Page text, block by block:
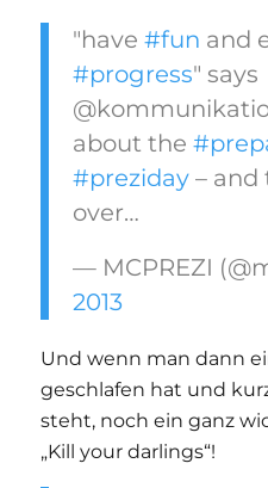
"have #fun and
#progress" says
about the
#preziday– and
over…
— MCPREZI
2013
Und wenn man dann
geschlafen hat und
steht, noch ein ganz
„Kill your darlings“!